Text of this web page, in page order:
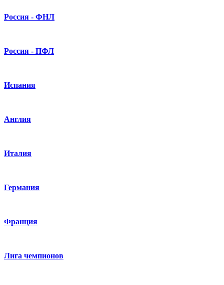
Россия - ФНЛ
Россия - ПФЛ
Испания
Англия
Италия
Германия
Франция
Лига чемпионов